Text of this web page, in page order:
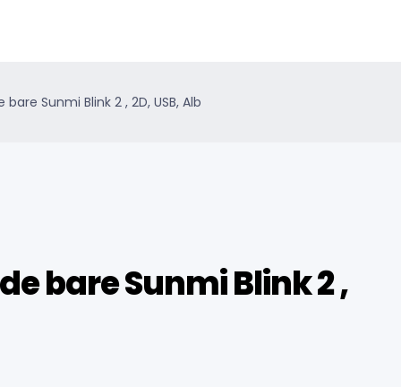
Sunmi Blink 2 , 2D, USB, Alb
bare Sunmi Blink 2 ,